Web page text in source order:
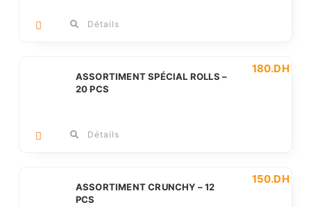
Détails
ASSORTIMENT SPÉCIAL ROLLS –
20 PCS
180.DH
Détails
ASSORTIMENT CRUNCHY – 12
PCS
150.DH